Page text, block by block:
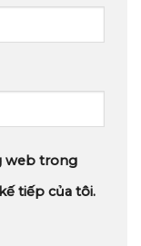
web trong
tiếp của tôi.